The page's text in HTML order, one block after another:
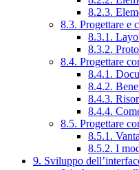
8.2.3.
8.3. Progettare e
8.3.1.
8.3.2.
8.4. Progettare
8.4.1.
8.4.2.
8.4.3.
8.4.4.
8.5. Progettare
8.5.1.
8.5.2. I
9. Sviluppo